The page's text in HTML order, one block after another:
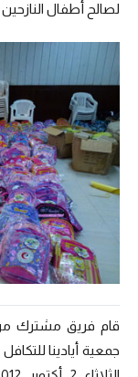
لصالح أطفال النازحين
قام فريق مشترك من
جمعية أيادينا